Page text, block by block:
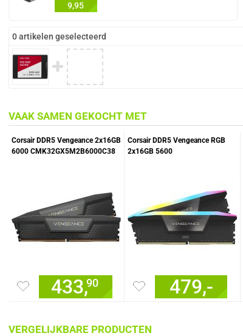
9,95
0 artikelen geselecteerd
✚
VAAK SAMEN GEKOCHT MET
Corsair DDR5 Vengeance 2x16GB
6000 CMK32GX5M2B6000C38
433,90
Corsair DDR5 Vengeance RGB
2x16GB 5600
479,-
VERGELIJKBARE PRODUCTEN